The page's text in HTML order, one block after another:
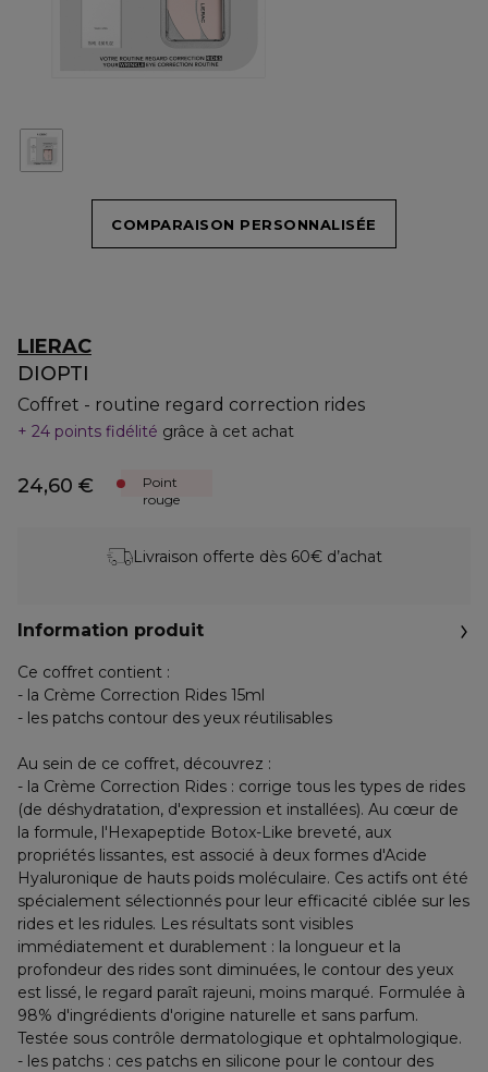
COMPARAISON PERSONNALISÉE
LIERAC
DIOPTI
Coffret - routine regard correction rides
24 points fidélité grâce à cet achat
24,60 €
Point
rouge
Livraison offerte dès 60€ d’achat
Information produit
Ce coffret contient :
- la Crème Correction Rides 15ml
- les patchs contour des yeux réutilisables
Au sein de ce coffret, découvrez :
- la Crème Correction Rides : corrige tous les types de rides
(de déshydratation, d'expression et installées). Au cœur de
la formule, l'Hexapeptide Botox-Like breveté, aux
propriétés lissantes, est associé à deux formes d'Acide
Hyaluronique de hauts poids moléculaire. Ces actifs ont été
spécialement sélectionnés pour leur efficacité ciblée sur les
rides et les ridules. Les résultats sont visibles
immédiatement et durablement : la longueur et la
profondeur des rides sont diminuées, le contour des yeux
est lissé, le regard paraît rajeuni, moins marqué. Formulée à
98% d'ingrédients d'origine naturelle et sans parfum.
Testée sous contrôle dermatologique et ophtalmologique.
- les patchs : ces patchs en silicone pour le contour des